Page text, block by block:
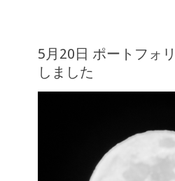
5月20日 ポートフォ
しました